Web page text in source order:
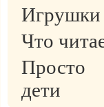
Игрушки
Что
Просто
дети